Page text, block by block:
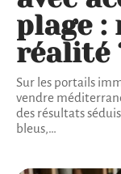
plage :
réalité
Sur les portails
vendre
des résultats
bleus,…